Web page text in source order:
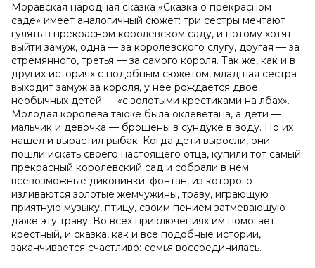
Моравская народная сказка «Сказка о прекрасном
саде» имеет аналогичный сюжет: три сестры мечтают
гулять в прекрасном королевском саду, и потому хотят
выйти замуж, одна — за королевского слугу, другая — за
стремянного, третья — за самого короля. Так же, как и в
других историях с подобным сюжетом, младшая сестра
выходит замуж за короля, у нее рождается двое
необычных детей — «с золотыми крестиками на лбах».
Молодая королева также была оклеветана, а дети —
мальчик и девочка — брошены в сундуке в воду. Но их
нашел и вырастил рыбак. Когда дети выросли, они
пошли искать своего настоящего отца, купили тот самый
прекрасный королевский сад и собрали в нем
всевозможные диковинки: фонтан, из которого
изливаются золотые жемчужины, траву, играющую
приятную музыку, птицу, своим пением затмевающую
даже эту траву. Во всех приключениях им помогает
крестный, и сказка, как и все подобные истории,
заканчивается счастливо: семья воссоединилась.